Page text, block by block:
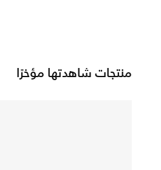
منتجات شاهدتها مؤخرًا